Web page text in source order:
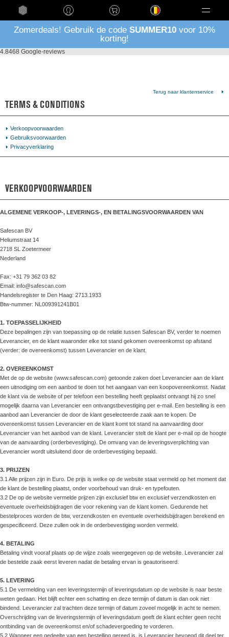
Taal
Zomerdeals! Gebruik de code SUMMER10 voor 10%
korting!
4.8468 Google-reviews
TERMS & CONDITIONS
Terug naar klantenservice
Verkoopvoorwaarden
Gebruiksvoorwaarden
Privacyverklaring
VERKOOPVOORWAARDEN
ALGEMENE VERKOOP-, LEVERINGS-, EN BETALINGSVOORWAARDEN VAN
Safescan BV
Heliumstraat 14
2718 SL Zoetermeer
Nederland
Fax: +31 79 362 03 82
Email: info@safescan.com
Handelsregister te Den Haag: 2713.1933
Btw-nummer: NL009391241B01
1. TOEPASSELIJKHEID
Deze bepalingen zijn van toepassing op de relatie tussen Safescan BV, verder te noemen
Leverancier, en de klant waaronder elke tot stand gekomen overeenkomst op afstand
(verder: de overeenkomst) tussen Leverancier en de klant.
2. OVEREENKOMST
Met de op de website (www.safescan.com) getoonde zaken doet Leverancier aan de klant
een uitnodiging om een aanbod te doen tot het aangaan van een koopovereenkomst. Nadat
de klant via de website of per telefoon een bestelling heeft geplaatst ontvangt hij zo snel
mogelijk daarna van Leverancier een ontvangstbevestiging per e-mail. Een bestelling is een
aanbod aan Leverancier de door de klant geselecteerde zaak aan te kopen. De
overeenkomst tussen Leverancier en de klant komt tot stand na aanvaarding door
Leverancier van het aanbod van de klant. Leverancier stelt de klant per e-mail op de hoogte
van de aanvaarding (orderbevestiging). De omvang van de leveringsverplichting van
Leverancier wordt uitsluitend door de orderbevestiging bepaald.
3. PRIJZEN
3.1 Alle prijzen zijn in Euro. De prijs is welke op de website staat vermeld op het moment dat
de klant de bestelling plaatst, onder voorbehoud van druk- en typefouten.
3.2 De op de website vermelde prijzen zijn exclusief btw en exclusief verzendkosten en
eventuele overheidsbijdragen die voor rekening van de klant komen. Gedurende het
bestelproces worden de btw, verzendkosten en eventuele overheidsbijdragen berekend en
gespecificeerd. Deze zullen ook in de orderbevestiging worden vermeld.
4. BETALING
Betaling vindt vooraf plaats op de wijze zoals weergegeven op de website. Leverancier zal
de bestelde zaak eerst leveren nadat de betaling ervan is geautoriseerd.
5. LEVERING
5.1 De vermelding van een leveringstermijn of leveringsdatum op de website is naar beste
weten gedaan. Het blijft echter een schatting en deze termijn of datum is dan ook niet
bindend. Leverancier zal trachten deze termijn of datum zoveel mogelijk in acht te nemen.
Overschrijding van de leveringstermijn of leveringsdatum geeft de klant echter geen recht
ontbinding van de overeenkomst en/of schadevergoeding te vorderen.
5.2 Wanneer een gedeelte van een bestelling gereed is, is Leverancier bevoegd dit deel ter